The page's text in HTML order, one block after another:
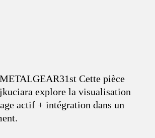
Cette pièce
explore la visualisation
actif + intégration dans un